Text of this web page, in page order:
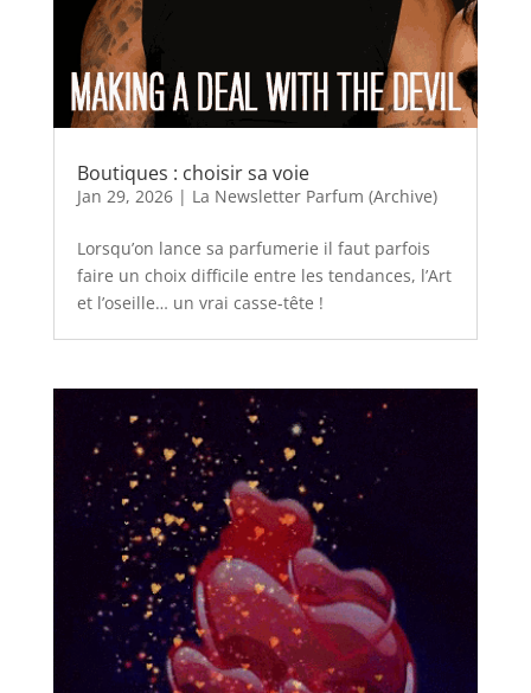
Boutiques : choisir sa voie
Jan 29, 2026| La Newsletter Parfum (Archive)
Lorsqu’on lance sa parfumerie il faut parfois
faire un choix difficile entre les tendances, l’Art
et l’oseille… un vrai casse-tête !